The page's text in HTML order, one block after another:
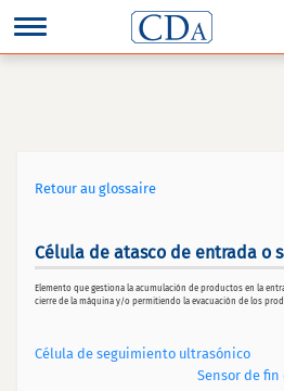
Retour au glossaire
Célula de atasco de entrada o
Elemento que gestiona la acumulación de productos en la
cierre de la máquina y/o permitiendo la evacuación de los
Célula de seguimiento ultrasónico
Sensor de